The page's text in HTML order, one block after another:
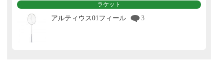
ラケット
アルティウス01フィール 3